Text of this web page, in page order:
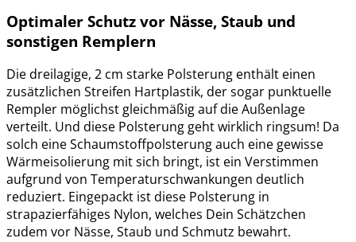
Optimaler Schutz vor Nässe, Staub und
sonstigen Remplern
Die dreilagige, 2 cm starke Polsterung enthält einen
zusätzlichen Streifen Hartplastik, der sogar punktuelle
Rempler möglichst gleichmäßig auf die Außenlage
verteilt. Und diese Polsterung geht wirklich ringsum! Da
solch eine Schaumstoffpolsterung auch eine gewisse
Wärmeisolierung mit sich bringt, ist ein Verstimmen
aufgrund von Temperaturschwankungen deutlich
reduziert. Eingepackt ist diese Polsterung in
strapazierfähiges Nylon, welches Dein Schätzchen
zudem vor Nässe, Staub und Schmutz bewahrt.